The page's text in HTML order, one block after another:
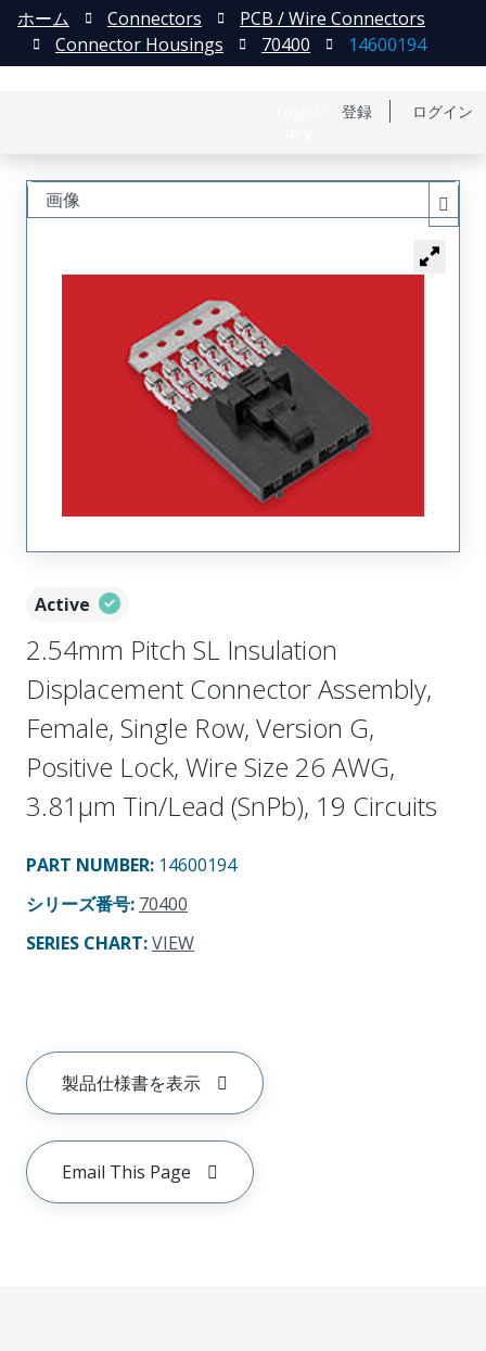
登録 ログイン
ホーム Connectors
PCB / Wire Connectors
Connector Housings
70400 14600194
Active
2.54mm Pitch SL Insulation
Displacement Connector Assembly,
Female, Single Row, Version G,
Positive Lock, Wire Size 26 AWG,
3.81µm Tin/Lead (SnPb), 19 Circuits
PART NUMBER: 14600194
シリーズ番号: 70400
SERIES CHART:VIEW
製品仕様書を表示
Email This Page
画像